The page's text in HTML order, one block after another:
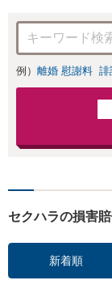
例） 離婚 慰謝料 誹
セクハラの損害
新着順